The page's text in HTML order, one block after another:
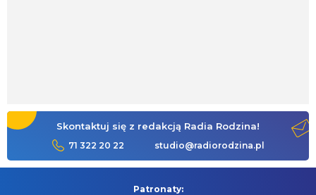
Skontaktuj się z redakcją Radia Rodzina!
71 322 20 22 studio@radiorodzina.pl
Patronaty: